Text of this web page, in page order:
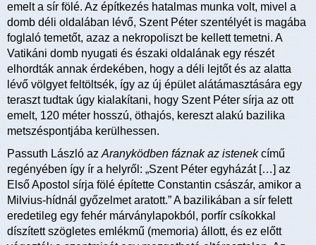
emelt a sír fölé. Az építkezés hatalmas munka volt, mivel a
domb déli oldalában lévő, Szent Péter szentélyét is magába
foglaló temetőt, azaz a nekropoliszt be kellett temetni. A
Vatikáni domb nyugati és északi oldalának egy részét
elhordták annak érdekében, hogy a déli lejtőt és az alatta
lévő völgyet feltöltsék, így az új épület alátámasztására egy
teraszt tudtak úgy kialakítani, hogy Szent Péter sírja az ott
emelt, 120 méter hosszú, öthajós, kereszt alakú bazilika
metszéspontjába kerülhessen.
Passuth László az Aranyködben fáznak az istenekcímű
regényében így ír a helyről: „Szent Péter egyházát […] az
Első Apostol sírja fölé építette Constantin császár, amikor a
Milvius-hídnál győzelmet aratott.” A bazilikában a sír felett
eredetileg egy fehér márványlapokból, porfír csíkokkal
díszített szögletes emlékmű (memoria) állott, és ez előtt